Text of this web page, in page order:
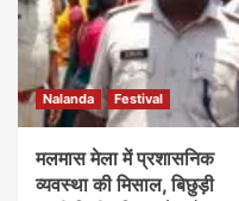
Nalanda Festival
मलमास मेला में प्रशासनिक
व्यवस्था की मिसाल, बिछुड़ी